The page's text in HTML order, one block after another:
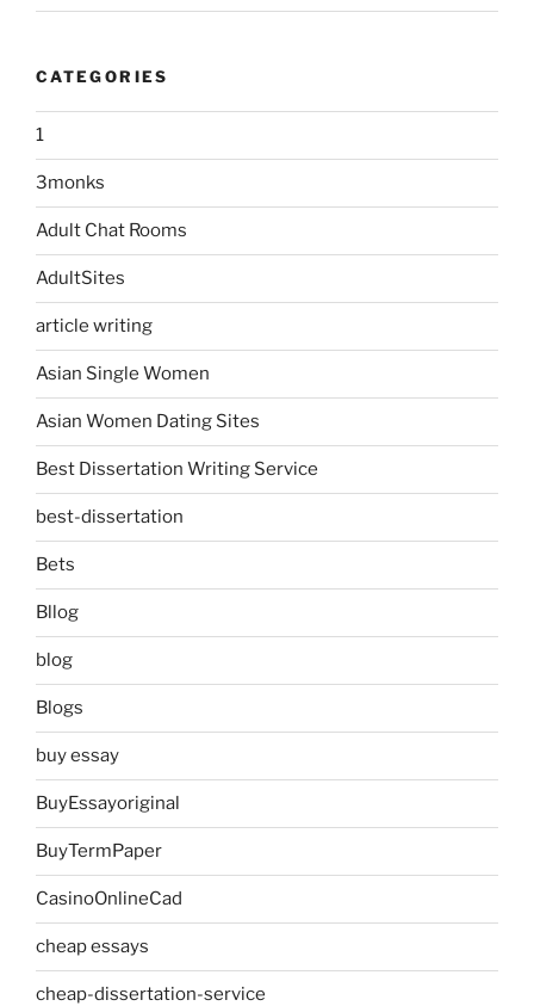
CATEGORIES
1
3monks
Adult Chat Rooms
AdultSites
article writing
Asian Single Women
Asian Women Dating Sites
Best Dissertation Writing Service
best-dissertation
Bets
Bllog
blog
Blogs
buy essay
BuyEssayoriginal
BuyTermPaper
CasinoOnlineCad
cheap essays
cheap-dissertation-service